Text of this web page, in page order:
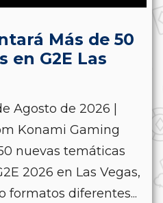
Más de 50
en G2E Las
Agosto de 2026 |
Konami Gaming
nuevas temáticas
2026 en Las Vegas,
formatos diferentes...